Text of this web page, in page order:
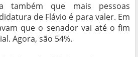
também que mais pessoas
de Flávio é para valer. Em
que o senador vai até o fim
Agora, são 54%.